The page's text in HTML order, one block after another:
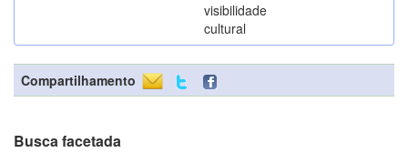
visibilidade
cultural
Compartilhamento
Busca facetada